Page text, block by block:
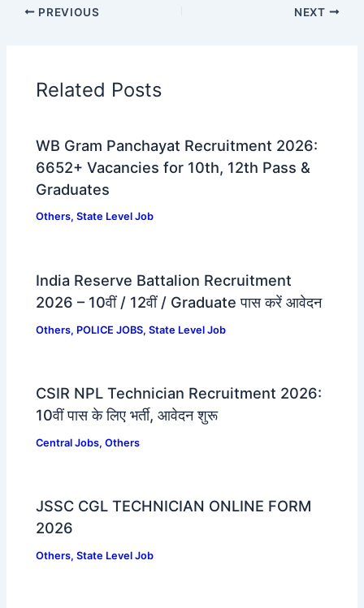
PREVIOUS NEXT
Related Posts
WB Gram Panchayat Recruitment 2026:
6652+ Vacancies for 10th, 12th Pass &
Graduates
Others,State Level Job
India Reserve Battalion Recruitment
2026 – 10वीं / 12वीं / Graduate पास करें आवेदन
Others, POLICE JOBS,State Level Job
CSIR NPL Technician Recruitment 2026:
10वीं पास के लिए भर्ती, आवेदन शुरू
Central Jobs,Others
JSSC CGL TECHNICIAN ONLINE FORM
2026
Others,State Level Job